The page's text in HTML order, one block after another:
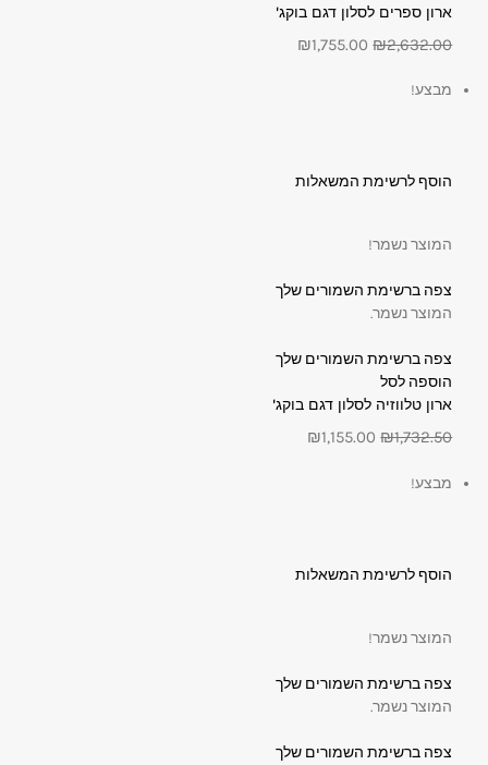
ארון ספרים לסלון דגם בוקג'
₪2,632.00
₪1,755.00
מבצע!
הוסף לרשימת המשאלות
המוצר נשמר!
צפה ברשימת השמורים שלך
המוצר נשמר.
צפה ברשימת השמורים שלך
הוספה לסל
ארון טלווזיה לסלון דגם בוקג'
₪1,732.50
₪1,155.00
מבצע!
הוסף לרשימת המשאלות
המוצר נשמר!
צפה ברשימת השמורים שלך
המוצר נשמר.
צפה ברשימת השמורים שלך